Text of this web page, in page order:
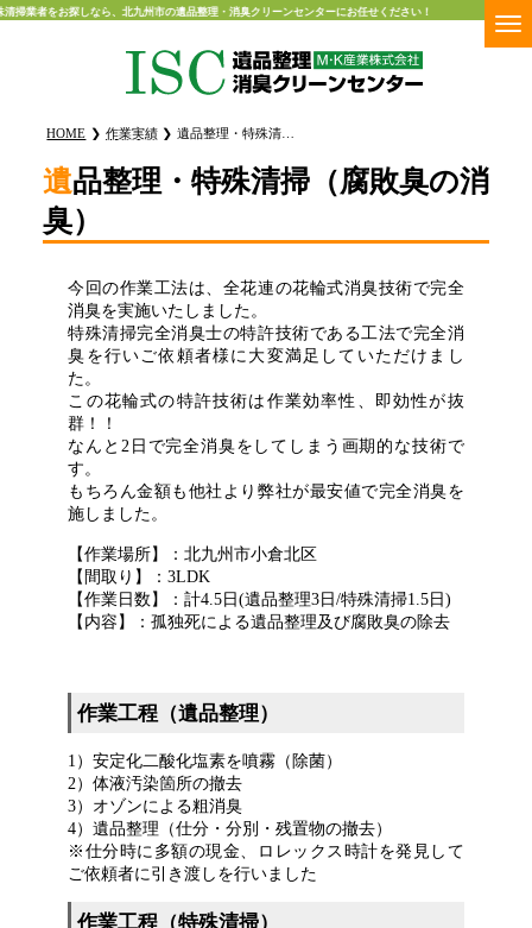
者をお探しなら、北九州市の遺品整理・消臭クリーンセンターにお任せください！
HOME 作業実績 遺品整理・特殊清掃（腐敗臭の消臭）
遺品整理・特殊清掃（腐敗臭の消
臭）
今回の作業工法は、全花連の花輪式消臭技術で完全
消臭を実施いたしました。
特殊清掃完全消臭士の特許技術である工法で完全消
臭を行いご依頼者様に大変満足していただけまし
た。
この花輪式の特許技術は作業効率性、即効性が抜
群！！
なんと2日で完全消臭をしてしまう画期的な技術で
す。
もちろん金額も他社より弊社が最安値で完全消臭を
施しました。
【作業場所】：北九州市小倉北区
【間取り】：3LDK
【作業日数】：計4.5日(遺品整理3日/特殊清掃1.5日)
【内容】：孤独死による遺品整理及び腐敗臭の除去
作業工程（遺品整理）
1）安定化二酸化塩素を噴霧（除菌）
2）体液汚染箇所の撤去
3）オゾンによる粗消臭
4）遺品整理（仕分・分別・残置物の撤去）
※仕分時に多額の現金、ロレックス時計を発見して
ご依頼者に引き渡しを行いました
作業工程（特殊清掃）